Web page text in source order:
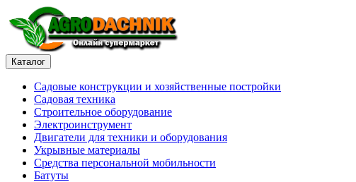
Каталог
Садовые конструкции и хозяйственные постройки
Садовая техника
Строительное оборудование
Электроинструмент
Двигатели для техники и оборудования
Укрывные материалы
Средства персональной мобильности
Батуты